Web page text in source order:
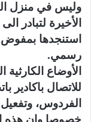
وليس في منزل
الأخيرة لتبادر
استنجدها
رسمي.
الأوضاع
للاتصال باكادير
الفردوس، وتفعيل
خصوصا وان هذه